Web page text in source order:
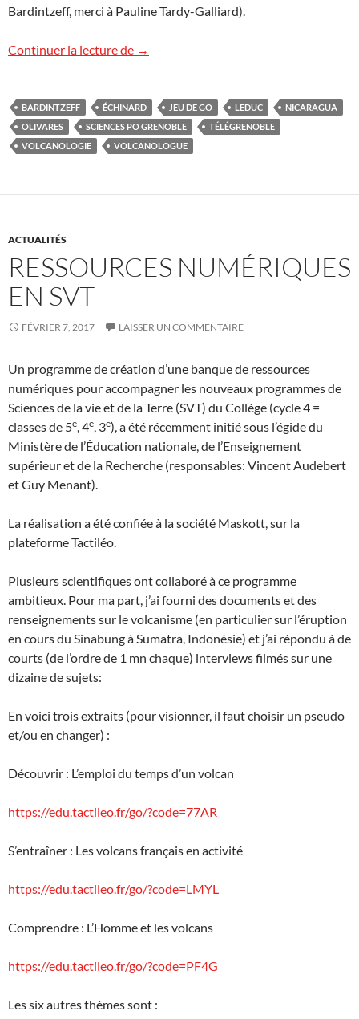
Bardintzeff, merci à Pauline Tardy-Galliard).
Continuer la lecture de TéléGrenoble
→
BARDINTZEFF ÉCHINARD JEU DE GO LEDUC
NICARAGUA
OLIVARES
SCIENCES PO GRENOBLE
TÉLÉGRENOBLE
VOLCANOLOGIE
VOLCANOLOGUE
ACTUALITÉS
RESSOURCES NUMÉRIQUES
EN SVT
FÉVRIER 7, 2017 LAISSER UN COMMENTAIRE
Un programme de création d’une banque de ressources
numériques pour accompagner les nouveaux programmes de
Sciences de la vie et de la Terre (SVT) du Collège (cycle 4 =
classes de 5e, 4e, 3e), a été récemment initié sous l’égide du
Ministère de l’Éducation nationale, de l’Enseignement
supérieur et de la Recherche (responsables: Vincent Audebert
et Guy Menant).
La réalisation a été confiée à la société Maskott, sur la
plateforme Tactiléo.
Plusieurs scientifiques ont collaboré à ce programme
ambitieux. Pour ma part, j’ai fourni des documents et des
renseignements sur le volcanisme (en particulier sur l’éruption
en cours du Sinabung à Sumatra, Indonésie) et j’ai répondu à de
courts (de l’ordre de 1 mn chaque) interviews filmés sur une
dizaine de sujets:
En voici trois extraits (pour visionner, il faut choisir un pseudo
et/ou en changer) :
Découvrir : L’emploi du temps d’un volcan
https://edu.tactileo.fr/go/?code=77AR
S’entraîner : Les volcans français en activité
https://edu.tactileo.fr/go/?code=LMYL
Comprendre : L’Homme et les volcans
https://edu.tactileo.fr/go/?code=PF4G
Les six autres thèmes sont :